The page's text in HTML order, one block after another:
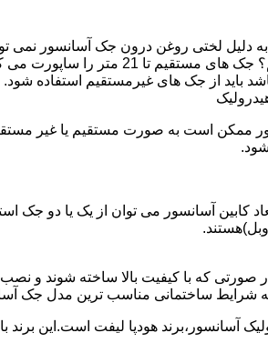
دلیل لختی روغن درون جک آسانسور نمی
ممکن است به صورت مستقیم یا غیر
کابین آسانسور می توان از یک یا دو
صورتی که با کیفیت بالا ساخته شوند و
شرایط ساختمانی مناسب ترین مدل جک
آسانسور،برند هودپا لیفت است.این